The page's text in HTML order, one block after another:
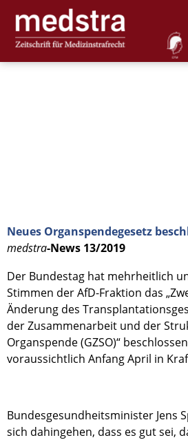
Neues Organspendegesetz
medstra-News 13/2019
Der Bundestag hat mehrheitlich
Stimmen der AfD-Fraktion das
Änderung des
der Zusammenarbeit und der
Organspende (GZSO)“
voraussichtlich Anfang April in
Bundesgesundheitsminister Jens
sich dahingehen, dass es gut sei,